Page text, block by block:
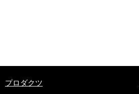
​プロダクツ